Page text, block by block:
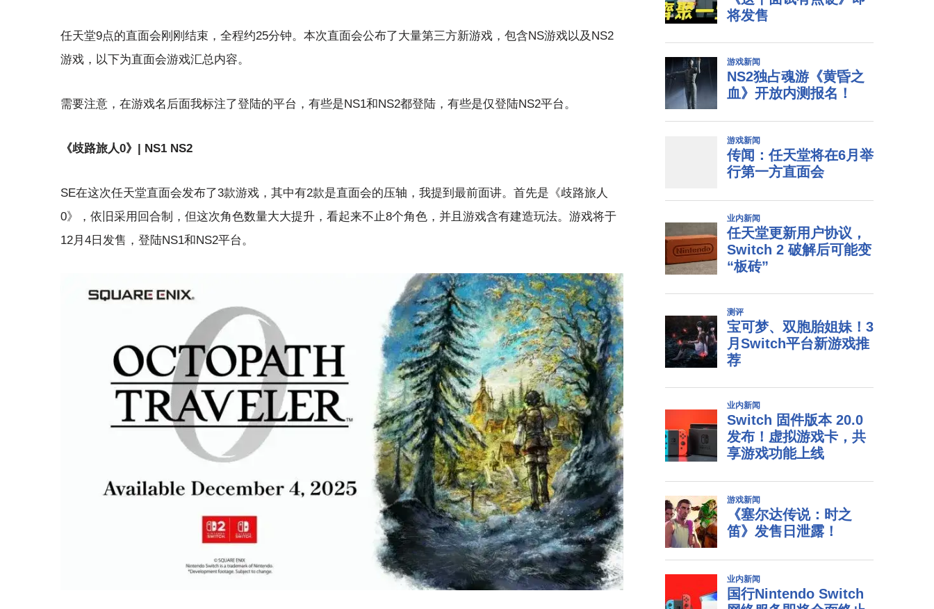
任天堂9点的直面会刚刚结束，全程约25分钟。本次直面会公布了大量第三方新游戏，包含NS游戏以及NS2
游戏，以下为直面会游戏汇总内容。
需要注意，在游戏名后面我标注了登陆的平台，有些是NS1和NS2都登陆，有些是仅登陆NS2平台。
《歧路旅人0》| NS1 NS2
SE在这次任天堂直面会发布了3款游戏，其中有2款是直面会的压轴，我提到最前面讲。首先是《歧路旅人
0》，依旧采用回合制，但这次角色数量大大提升，看起来不止8个角色，并且游戏含有建造玩法。游戏将于
12月4日发售，登陆NS1和NS2平台。